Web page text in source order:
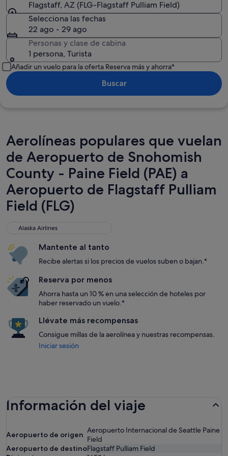
Flagstaff, AZ (FLG-Flagstaff Pulliam Field)
Selecciona las fechas
22 ago - 29 ago
Personas y clase de cabina
1 persona, Turista
Añadir un vuelo para la oferta Reserva más y ahorra*
Buscar
Aerolíneas populares que vuelan
de Aeropuerto de Snohomish
County - Paine Field (PAE) a
Aeropuerto de Flagstaff Pulliam
Field (FLG)
Alaska Airlines
Alaska Airlines
Mantente al tanto
Recibe alertas si los precios de vuelos suben o bajan.*
Reserva por menos
Ahorra hasta un 10 % en una selección de hoteles por
haber reservado un vuelo.*
Llévate más recompensas
Consigue millas de la aerolínea y nuestras recompensas.
Iniciar sesión
Información del viaje
Aeropuerto de origen Aeropuerto Internacional de Seattle Paine
Field
Aeropuerto de destinoFlagstaff Pulliam Field